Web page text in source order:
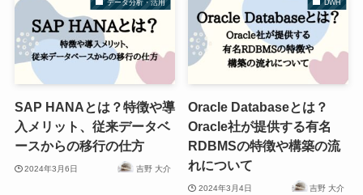
データ分析・活用
SAP HANAとは？特徴や導
入メリット、従来データベ
ースからの移行の仕方
2024年3月6日 吉野 大介
DWH
Oracle Databaseとは？
Oracle社が提供する有名
RDBMSの特徴や構築の流
れについて
2024年3月4日 吉野 大介